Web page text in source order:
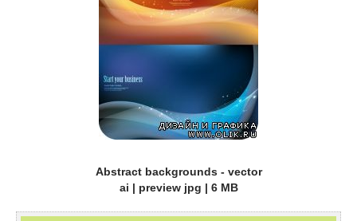
Abstract backgrounds - vector
ai | preview jpg | 6 MB